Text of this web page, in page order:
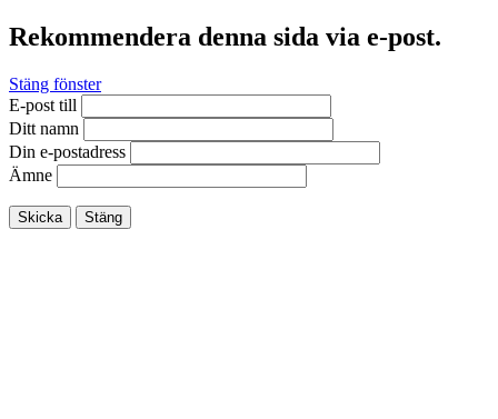
Rekommendera denna sida via e-post.
Stäng fönster
E-post till
Ditt namn
Din e-postadress
Ämne
Skicka Stäng